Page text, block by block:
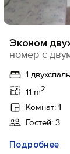
Эконом
номер с
1
11 m2
Комнат: 1
Гостей: 3
Подробнее